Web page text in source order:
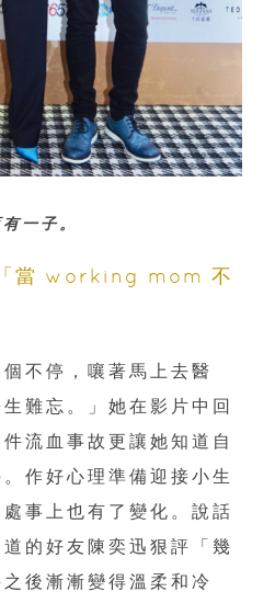
一子。
當 working mom 不
個不停，嚷著馬上去醫
難忘。」她在影片中回
流血事故更讓她知道自
作好心理準備迎接小生
事上也有了變化。說話
的好友陳奕迅狠評「幾
後漸漸變得溫柔和冷